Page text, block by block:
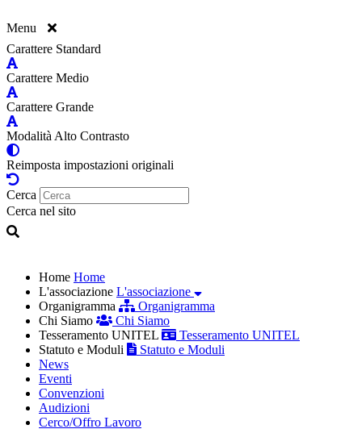
Menu
Carattere Standard
Carattere Medio
Carattere Grande
Modalità Alto Contrasto
Reimposta impostazioni originali
Cerca
Cerca nel sito
Home Home
L'associazione L'associazione
Organigramma
Organigramma
Chi Siamo
Chi Siamo
Tesseramento UNITEL
Tesseramento UNITEL
Statuto e Moduli
Statuto e Moduli
News
Eventi
Convenzioni
Audizioni
Cerco/Offro Lavoro